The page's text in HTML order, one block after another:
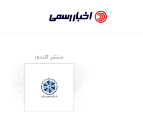
رسمی
-
اخبار
تایید
شده
منتشر کننده: